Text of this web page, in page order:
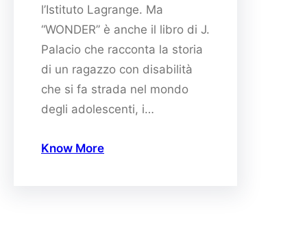
l’Istituto Lagrange. Ma
“WONDER” è anche il libro di J.
Palacio che racconta la storia
di un ragazzo con disabilità
che si fa strada nel mondo
degli adolescenti, i…
Know More